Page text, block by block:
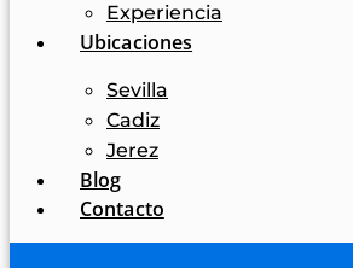
Experiencia
Ubicaciones
Sevilla
Cadiz
Jerez
Blog
Contacto